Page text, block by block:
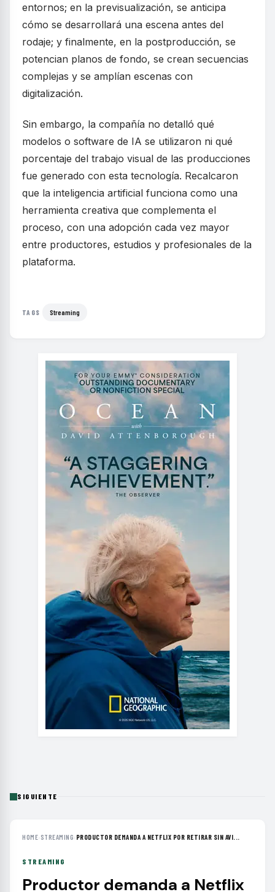
entornos; en la previsualización, se anticipa
cómo se desarrollará una escena antes del
rodaje; y finalmente, en la postproducción, se
potencian planos de fondo, se crean secuencias
complejas y se amplían escenas con
digitalización.
Sin embargo, la compañía no detalló qué
modelos o software de IA se utilizaron ni qué
porcentaje del trabajo visual de las producciones
fue generado con esta tecnología. Recalcaron
que la inteligencia artificial funciona como una
herramienta creativa que complementa el
proceso, con una adopción cada vez mayor
entre productores, estudios y profesionales de la
plataforma.
TAGS Streaming
SIGUIENTE
HOME› STREAMING› PRODUCTOR DEMANDA A NETFLIX POR RETIRAR SIN AVI...
STREAMING
Productor demanda a Netflix